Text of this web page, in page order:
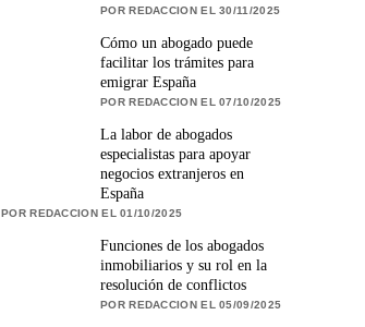
POR REDACCION EL 30/11/2025
Cómo un abogado puede
facilitar los trámites para
emigrar España
POR REDACCION EL 07/10/2025
La labor de abogados
especialistas para apoyar
negocios extranjeros en
España
POR REDACCION EL 01/10/2025
Funciones de los abogados
inmobiliarios y su rol en la
resolución de conflictos
POR REDACCION EL 05/09/2025